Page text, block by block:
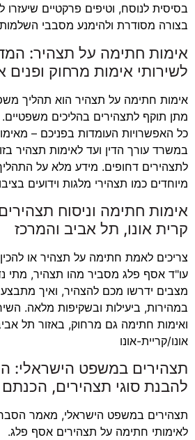
בסיסית לנוסח, וטיפים פרקטיים
בצורה מסודרת ולהימנע מסבבי השלמות
אימות חתימה על תצהיר:
לשירותי אימות מרחוק ופנים
אימות חתימה על תצהיר הוא תהליך
מתן תוקף לתצהירים בהליכים
כל האפשרויות העומדות בפניכם –
במשרד עורך הדין ועד לאימות תצהיר
לתצהירים דחופים. מידע מלא על
מיוחדים כמו תצהירי מלגות וידועים
אימות חתימה וניסוח
קרית אונו, תל אביב והמרכז
צריכים לאמת חתימה על תצהיר או להכין
עו"ד אסף פלג מסביר מהו תצהיר, מתי
מצבים ידרשו מכם להצהיר, ואיך
במהירות, ביעילות ובשקיפות מלאה.
ואימות חתימה גם מרחוק, באזור תל
אונו/קריית-אונו
תצהירים במשפט הישראלי:
להבנת סוגי תצהירים,
תצהירים במשפט הישראלי, מאמר
לאימותי חתימה על תצהירים אסף פלג.